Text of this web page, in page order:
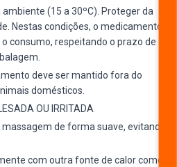
(15 a 30ºC). Proteger da
Nestas condições, o medicamento
consumo, respeitando o prazo de
deve ser mantido fora do
domésticos.
OU IRRITADA
de forma suave, evitando
com outra fonte de calor como